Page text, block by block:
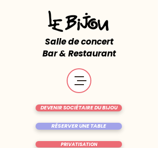
Salle de concert
Bar & Restaurant
RÉSERVER UNE TABLE
DEVENIR SOCIÉTAIRE DU BIJOU
PRIVATISATION